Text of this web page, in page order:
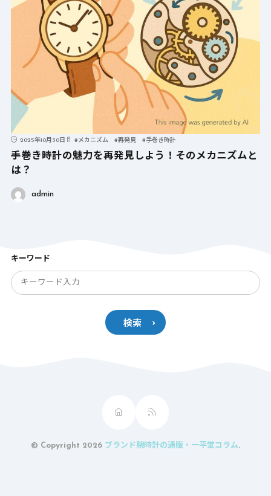
2025年10月30日 #メカニズム #再発見 #手巻き時計
手巻き時計の魅力を再発見しよう！そのメカニズムと
は？
admin
キーワード
検索
© Copyright 2026 ブランド腕時計の通販・一平堂コラム.